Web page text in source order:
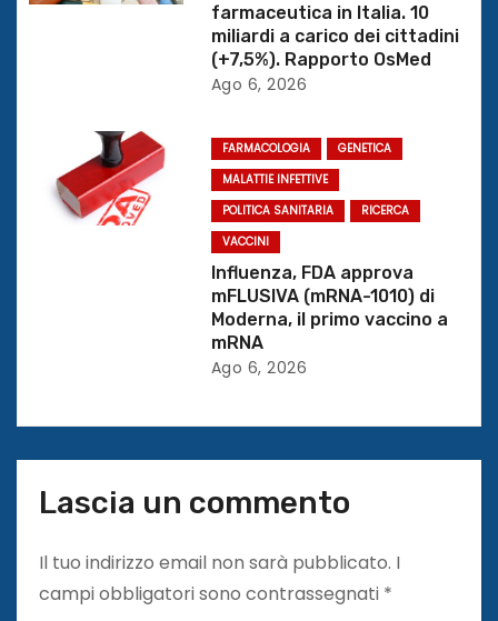
farmaceutica in Italia. 10
miliardi a carico dei cittadini
(+7,5%). Rapporto OsMed
Ago 6, 2026
FARMACOLOGIA
GENETICA
MALATTIE INFETTIVE
POLITICA SANITARIA
RICERCA
VACCINI
Influenza, FDA approva
mFLUSIVA (mRNA-1010) di
Moderna, il primo vaccino a
mRNA
Ago 6, 2026
Lascia un commento
Il tuo indirizzo email non sarà pubblicato. I
campi obbligatori sono contrassegnati *